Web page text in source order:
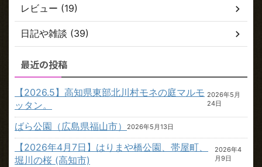
レビュー (19)
日記や雑談 (39)
最近の投稿
【2026.5】高知県東部北川村モネの庭マルモ
ッタン。
2026年5月
24日
ばら公園（広島県福山市） 2026年5月13日
【2026年4月7日】はりまや橋公園、帯屋町、
堀川の桜 (高知市)
2026年4
月9日